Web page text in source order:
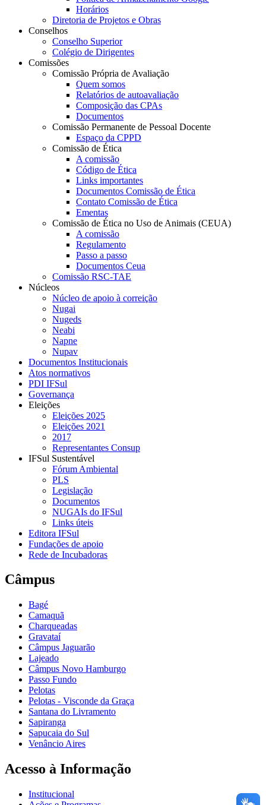
Horários
Diretoria de Projetos e Obras
Conselhos
Conselho Superior
Colégio de Dirigentes
Comissões
Comissão Própria de Avaliação
Quem somos
Relatórios de autoavaliação
Composição das CPAs
Documentos
Comissão Permanente de Pessoal Docente
Espaço da CPPD
Comissão de Ética
A comissão
Código de Ética
Links importantes
Documentos Comissão de Ética
Contato Comissão de Ética
Ementas
Comissão de Ética no Uso de Animais (CEUA)
A comissão
Regulamento
Passo a passo
Documentos Ceua
Comissão RSC-TAE
Núcleos
Núcleo de apoio à correição
Nugai
Nugeds
Neabi
Napne
Nupav
Documentos Institucionais
Atos normativos
PDI IFSul
Governança
Eleições
Eleições 2025
Eleições 2021
2017
Representantes Consup
IFSul Sustentável
Fórum Ambiental
PLS
Legislação
Documentos
NUGAIs do IFSul
Links úteis
Editora IFSul
Fundações de apoio
Rede de Incubadoras
Câmpus
Bagé
Camaquã
Charqueadas
Gravataí
Câmpus Jaguarão
Lajeado
Câmpus Novo Hamburgo
Passo Fundo
Pelotas
Pelotas - Visconde da Graça
Santana do Livramento
Sapiranga
Sapucaia do Sul
Venâncio Aires
Acesso à Informação
Institucional